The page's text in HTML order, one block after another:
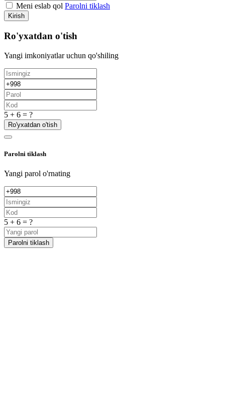
Meni eslab qol Parolni tiklash
Kirish
Ro'yxatdan o'tish
Yangi imkoniyatlar uchun qo'shiling
5 + 6 = ?
Ro'yxatdan o'tish
Parolni tiklash
Yangi parol o'rnating
5 + 6 = ?
Parolni tiklash